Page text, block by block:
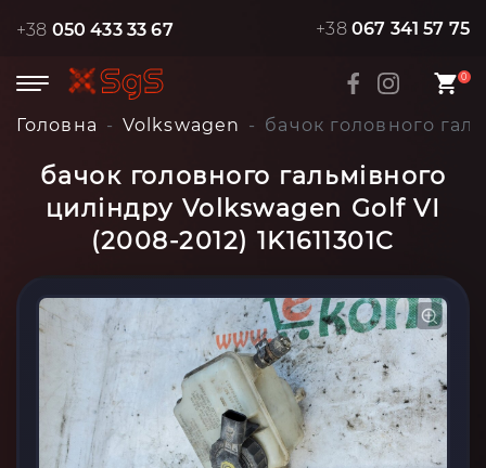
+38 050 433 33 67 +38 067 341 57 75
0
Головна Volkswagen бачок головного
бачок головного гальмівного
циліндру Volkswagen Golf VI
(2008-2012) 1K1611301C